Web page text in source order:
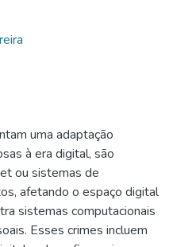
uma adaptação
à era digital, são
ou sistemas de
afetando o espaço digital
sistemas computacionais
Esses crimes incluem